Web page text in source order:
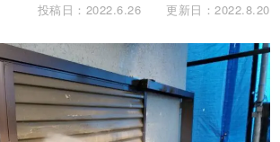
投稿日：2022.6.26 更新日：2022.8.20